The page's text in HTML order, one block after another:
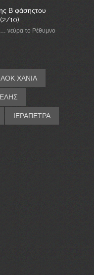
Β φάσηςτου
10)
νεύρα το Ρέθυμνο
ΑΟΚ ΧΑΝΙΑ
ΙΕΡΑΠΕΤΡΑ